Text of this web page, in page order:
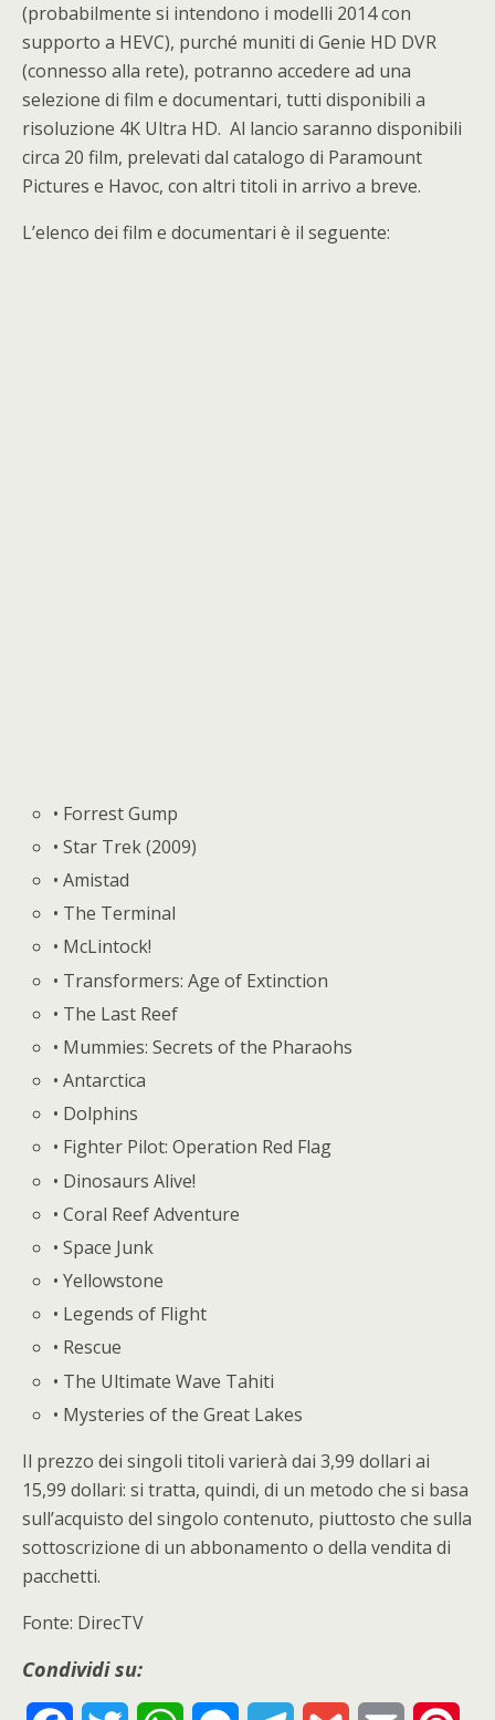
(probabilmente si intendono i modelli 2014 con
supporto a HEVC), purché muniti di Genie HD DVR
(connesso alla rete), potranno accedere ad una
selezione di film e documentari, tutti disponibili a
risoluzione 4K Ultra HD. Al lancio saranno disponibili
circa 20 film, prelevati dal catalogo di Paramount
Pictures e Havoc, con altri titoli in arrivo a breve.
L’elenco dei film e documentari è il seguente:
• Forrest Gump
• Star Trek (2009)
• Amistad
• The Terminal
• McLintock!
• Transformers: Age of Extinction
• The Last Reef
• Mummies: Secrets of the Pharaohs
• Antarctica
• Dolphins
• Fighter Pilot: Operation Red Flag
• Dinosaurs Alive!
• Coral Reef Adventure
• Space Junk
• Yellowstone
• Legends of Flight
• Rescue
• The Ultimate Wave Tahiti
• Mysteries of the Great Lakes
Il prezzo dei singoli titoli varierà dai 3,99 dollari ai
15,99 dollari: si tratta, quindi, di un metodo che si basa
sull’acquisto del singolo contenuto, piuttosto che sulla
sottoscrizione di un abbonamento o della vendita di
pacchetti.
Fonte: DirecTV
Condividi su: